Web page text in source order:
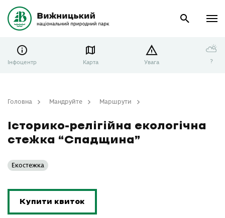
Інфоцентр Карта Увага
⛅
?
Головна Мандруйте
Маршрути
Історико-релігійна екологічна
стежка “Спадщина”
Екостежка
Купити квиток